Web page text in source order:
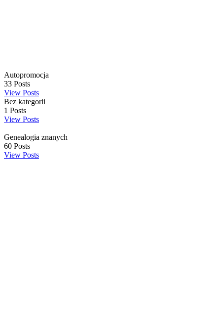
Autopromocja
33 Posts
View Posts
Bez kategorii
1 Posts
View Posts
Genealogia znanych
60 Posts
View Posts